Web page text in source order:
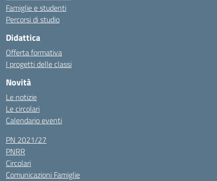
Famiglie e studenti
Percorsi di studio
Didattica
Offerta formativa
I progetti delle classi
Novità
Le notizie
Le circolari
Calendario eventi
PN 2021/27
PNRR
Circolari
Comunicazioni Famiglie